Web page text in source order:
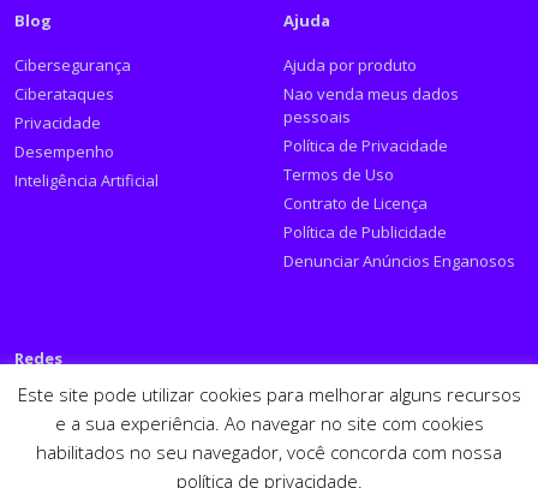
Blog
Cibersegurança
Ciberataques
Privacidade
Desempenho
Inteligência Artificial
Ajuda
Ajuda por produto
Nao venda meus dados
pessoais
Política de Privacidade
Termos de Uso
Contrato de Licença
Política de Publicidade
Denunciar Anúncios Enganosos
Redes
Siga a PSafe:
Facebook
TwitterRSS YoutubeLinkedIn
Este site pode utilizar cookies para melhorar alguns recursos
e a sua experiência. Ao navegar no site com cookies
habilitados no seu navegador, você concorda com nossa
política de privacidade.